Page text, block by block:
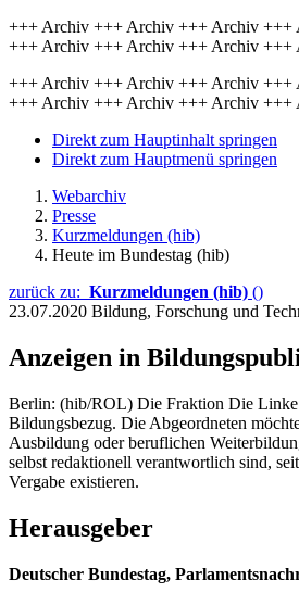
+++ Archiv +++ Archiv +++ Archiv
+++ Archiv +++ Archiv +++ Archiv
+++ Archiv +++ Archiv +++ Archiv
+++ Archiv +++ Archiv +++ Archiv
Direkt zum Hauptinhalt springen
Direkt zum Hauptmenü springen
Webarchiv
Presse
Kurzmeldungen (hib)
Heute im Bundestag (hib)
zurück zu: Kurzmeldungen (hib) ()
23.07.2020 Bildung, Forschung und
Anzeigen in
Berlin: (hib/ROL) Die Fraktion Die
Bildungsbezug. Die Abgeordneten
Ausbildung oder beruflichen
selbst redaktionell verantwortlich sind,
Vergabe existieren.
Herausgeber
Deutscher Bundestag,